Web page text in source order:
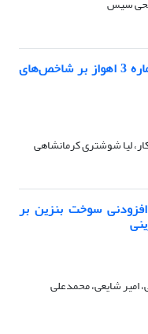
سیس
تاثیر مجتمع بهره‌برداری نفت و گاز شماره 3 اهواز بر شاخص‌های
لیا شوشتری کرمانشاهی
افزودنی سوخت بنزین بر
امیر شایعی، محمدعلی